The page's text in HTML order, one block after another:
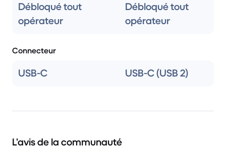
Débloqué tout
opérateur
Débloqué tout
opérateur
Connecteur
USB-C USB-C (USB 2)
L’avis de la communauté